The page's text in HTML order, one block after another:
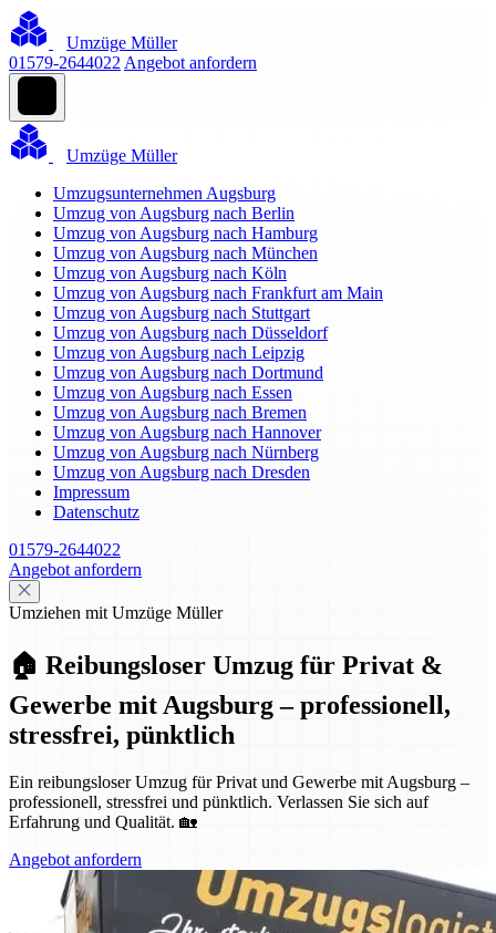
Umzüge Müller
01579-2644022 Angebot anfordern
Umzüge Müller
Umzugsunternehmen Augsburg
Umzug von Augsburg nach Berlin
Umzug von Augsburg nach Hamburg
Umzug von Augsburg nach München
Umzug von Augsburg nach Köln
Umzug von Augsburg nach Frankfurt am Main
Umzug von Augsburg nach Stuttgart
Umzug von Augsburg nach Düsseldorf
Umzug von Augsburg nach Leipzig
Umzug von Augsburg nach Dortmund
Umzug von Augsburg nach Essen
Umzug von Augsburg nach Bremen
Umzug von Augsburg nach Hannover
Umzug von Augsburg nach Nürnberg
Umzug von Augsburg nach Dresden
Impressum
Datenschutz
01579-2644022
Angebot anfordern
Umziehen mit Umzüge Müller
🏠 Reibungsloser Umzug für Privat &
Gewerbe mit Augsburg – professionell,
stressfrei, pünktlich
Ein reibungsloser Umzug für Privat und Gewerbe mit Augsburg –
professionell, stressfrei und pünktlich. Verlassen Sie sich auf
Erfahrung und Qualität. 🏡
Angebot anfordern